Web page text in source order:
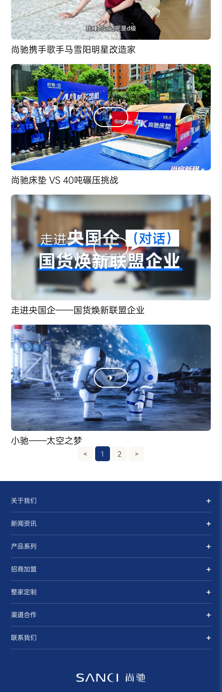
尚驰携手歌手马雪阳明星改造家
尚驰床垫 VS 40吨碾压挑战
走进央国企——国货焕新联盟企业
小驰——太空之梦
< 1 2 >
关于我们
新闻资讯
产品系列
招商加盟
整家定制
渠道合作
联系我们